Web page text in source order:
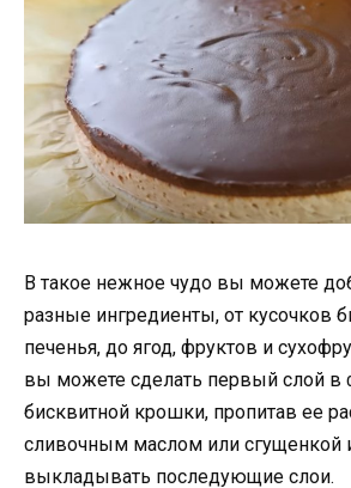
В такое нежное чудо вы можете
разные ингредиенты, от кусочков
печенья, до ягод, фруктов и
вы можете сделать первый слой в
бисквитной крошки, пропитав ее
сливочным маслом или сгущенкой
выкладывать последующие слои.